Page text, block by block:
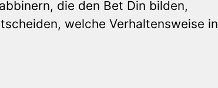
die den Bet Din bilden,
welche Verhaltensweise in